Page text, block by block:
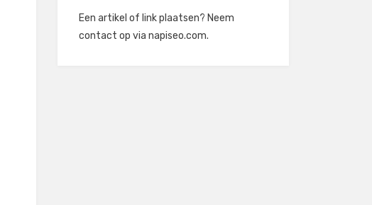
Een artikel of link plaatsen? Neem
contact op via napiseo.com.